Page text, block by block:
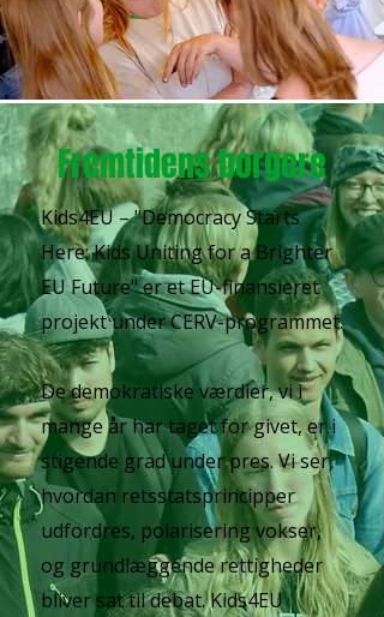
Fremtidens borgere
Kids4EU – "Democracy Starts
Here: Kids Uniting for a Brighter
EU Future" er et EU-finansieret
projekt under CERV-programmet.
De demokratiske værdier, vi i
mange år har taget for givet, er i
stigende grad under pres. Vi ser,
hvordan retsstatsprincipper
udfordres, polarisering vokser,
og grundlæggende rettigheder
bliver sat til debat. Kids4EU